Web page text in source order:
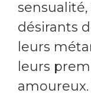
désirants
leurs
leurs